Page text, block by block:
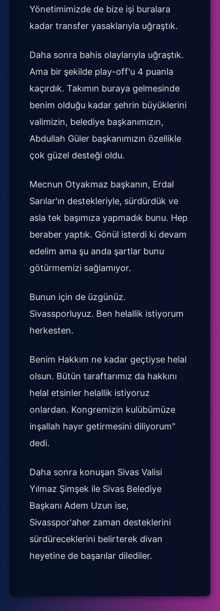
Yönetimimizde de bize işi buralara
kadar transfer yasaklarıyla uğraştık.
Daha sonra bahis olaylarıyla uğraştık.
Ama bir şekilde play-off'u 4 puanla
kaçırdık. Takımın buraya gelmesinde
benim olduğu kadar şehrin büyüklerini
valimizin, belediye başkanımızın,
Abdullah Güler başkanımızın özellikle
çok güzel desteği oldu.
Mecnun Otyakmaz başkanın, Erdal
Sarılar'ın destekleriyle, sürdürdük ve
asla tek başımıza yapmadık bunu. Hep
beraber yaptık. Gönül isterdi ki devam
edelim ama şu anda şartlar bunu
götürmemizi sağlamıyor.
Bunun için de üzgünüz.
Sivassporluyuz. Ben helallik istiyorum
herkesten.
Benim Hakkım ne kadar geçtiyse helal
olsun. Bütün taraftarımız da hakkını
helal etsinler helallik istiyoruz
onlardan. Kongremizin kulübümüze
inşallah hayır getirmesini diliyorum"
dedi.
Daha sonra konuşan Sivas Valisi
Yılmaz Şimşek ile Sivas Belediye
Başkanı Adem Uzun ise,
Sivasspor'aher zaman desteklerini
sürdüreceklerini belirterek divan
heyetine de başarılar dilediler.